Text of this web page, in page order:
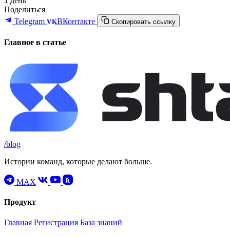
Поделиться
Telegram VKВКонтакте Скопировать ссылку
Главное в статье
/blog
Истории команд, которые делают больше.
MAX
Продукт
Главная Регистрация База знаний